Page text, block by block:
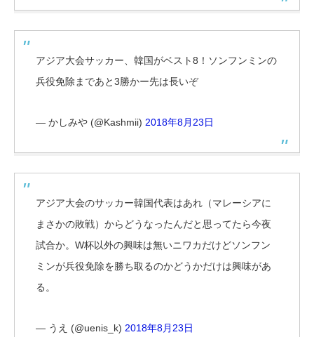
アジア大会サッカー、韓国がベスト8！ソンフンミンの
兵役免除まであと3勝かー先は長いぞ
— かしみや (@Kashmii) 2018年8月23日
アジア大会のサッカー韓国代表はあれ（マレーシアに
まさかの敗戦）からどうなったんだと思ってたら今夜
試合か。W杯以外の興味は無いニワカだけどソンフン
ミンが兵役免除を勝ち取るのかどうかだけは興味があ
る。
— うえ (@uenis_k) 2018年8月23日